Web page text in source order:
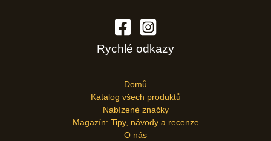
Rychlé odkazy
Domů
Katalog všech produktů
Nabízené značky
Magazín: Tipy, návody a recenze
O nás